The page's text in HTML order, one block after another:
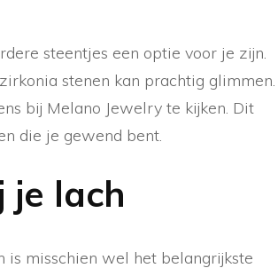
steentjes een optie voor je zijn.
stenen kan prachtig glimmen.
bij Melano Jewelry te kijken. Dit
die je gewend bent.
je lach
is misschien wel het belangrijkste